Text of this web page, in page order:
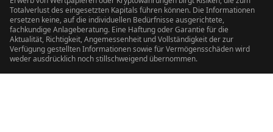
Totalverlust des eingesetzten Kapitals führen können. Die Informationen
ersetzen keine, auf die individuellen Bedürfnisse ausgerichtete,
fachkundige Anlageberatung. Eine Haftung oder Garantie für die
Aktualität, Richtigkeit, Angemessenheit und Vollständigkeit der zur
Verfügung gestellten Informationen sowie für Vermögensschäden wird
weder ausdrücklich noch stillschweigend übernommen.